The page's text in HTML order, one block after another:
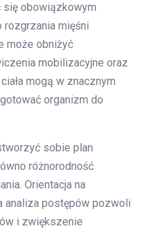
się obowiązkowym
rozgrzania mięśni
może obniżyć
mobilizacyjne oraz
mogą w znacznym
organizm do
sobie plan
różnorodność
Orientacja na
analiza postępów pozwoli
i zwiększenie